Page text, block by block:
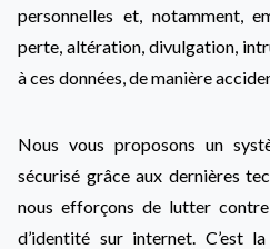
personnelles et, notamment,
perte, altération, divulgation,
à ces données, de manière
Nous vous proposons un
sécurisé grâce aux dernières
nous efforçons de lutter
d’identité sur internet. C’est